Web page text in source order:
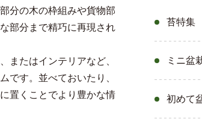
分の木の枠組みや貨物部
部分まで精巧に再現され
またはインテリアなど、
です。並べておいたり、
置くことでより豊かな情
苔特集
ミニ盆
初めて